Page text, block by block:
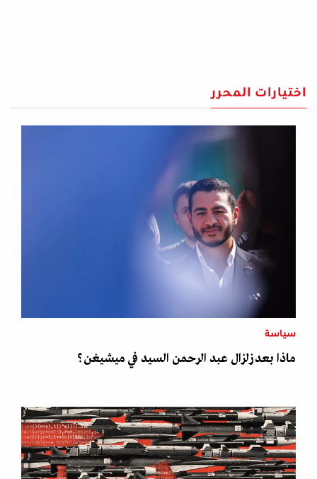
اختيارات المحرر
سياسة
ماذا بعد زلزال عبد الرحمن السيد في ميشيغن؟